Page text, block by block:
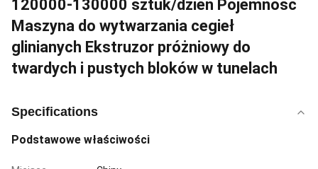
120000-130000 sztuk/dzień Pojemność
Maszyna do wytwarzania cegieł
glinianych Ekstruzor próżniowy do
twardych i pustych bloków w tunelach
Specifications
Podstawowe właściwości